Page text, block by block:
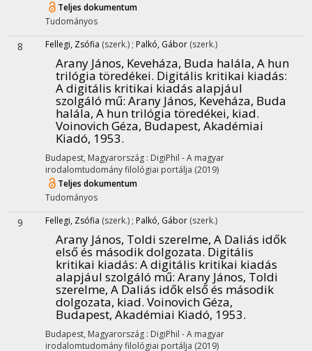
Teljes dokumentum
Tudományos
8 Fellegi, Zsófia (szerk.) ; Palkó, Gábor (szerk.)
Arany János, Keveháza, Buda halála, A hun
trilógia töredékei. Digitális kritikai kiadás:
A digitális kritikai kiadás alapjául
szolgáló mű: Arany János, Keveháza, Buda
halála, A hun trilógia töredékei, kiad.
Voinovich Géza, Budapest, Akadémiai
Kiadó, 1953.
Budapest, Magyarország : DigiPhil - A magyar
irodalomtudomány filológiai portálja (2019)
Teljes dokumentum
Tudományos
9 Fellegi, Zsófia (szerk.) ; Palkó, Gábor (szerk.)
Arany János, Toldi szerelme, A Daliás idők
első és második dolgozata. Digitális
kritikai kiadás: A digitális kritikai kiadás
alapjául szolgáló mű: Arany János, Toldi
szerelme, A Daliás idők első és második
dolgozata, kiad. Voinovich Géza,
Budapest, Akadémiai Kiadó, 1953.
Budapest, Magyarország : DigiPhil - A magyar
irodalomtudomány filológiai portálja (2019)